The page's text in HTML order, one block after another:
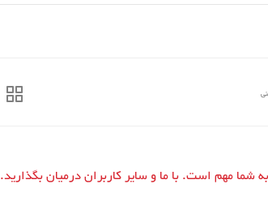
شما مهم است. با ما و سایر کاربران درمیان بگذارید.